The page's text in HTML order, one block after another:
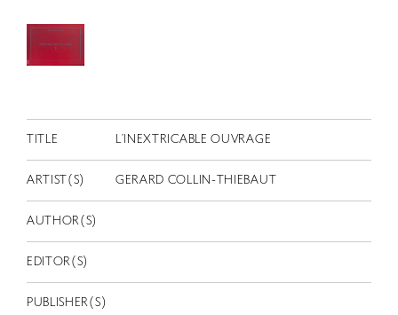
RETRACE
コンサート
出版物
スカラシップ受賞者
TITLE L’INEXTRICABLE OUVRAGE
ARTIST(S) GERARD COLLIN-THIEBAUT
AUTHOR(S)
EDITOR(S)
PUBLISHER(S)